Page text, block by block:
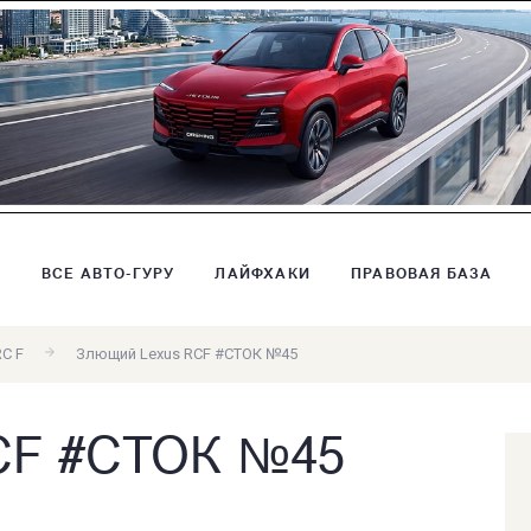
ВСЕ АВТО-ГУРУ ЛАЙФХАКИ ПРАВОВАЯ БАЗА
F Злющий Lexus RCF #СТОК №45
#СТОК №45